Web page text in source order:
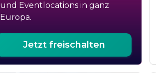
und Eventlocations in ganz
Europa.
Jetzt freischalten